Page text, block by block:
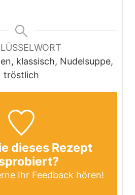
klassisch, Nudelsuppe,
tröstlich
dieses Rezept
Ihr Feedback hören!